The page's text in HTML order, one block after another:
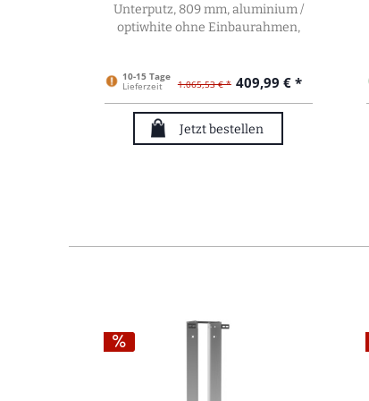
Unterputz, 809 mm, aluminium /
optiwhite ohne Einbaurahmen,
10-15 Tage
Lieferzeit 1.065,53 € * 409,99 € *
Jetzt bestellen